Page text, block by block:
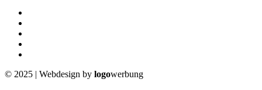
© 2025 | Webdesign by logowerbung